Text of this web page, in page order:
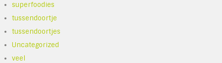
superfoodies
tussendoortje
tussendoortjes
Uncategorized
veel